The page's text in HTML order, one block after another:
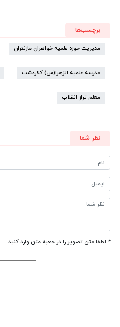
برچسب‌ها
مدیریت حوزه علمیه خواهران مازندران
مدرسه علمیه الزهرا(س) کلاردشت
معلم تراز انقلاب
نظر شما
* لطفا متن تصویر را در جعبه متن وارد کنید